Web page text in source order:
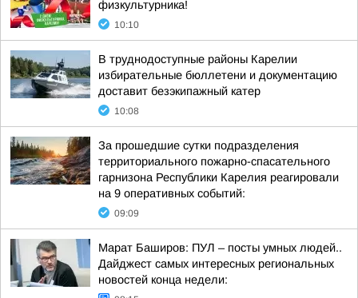
физкультурника!
10:10
В труднодоступные районы Карелии
избирательные бюллетени и документацию
доставит безэкипажный катер
10:08
За прошедшие сутки подразделения
территориального пожарно-спасательного
гарнизона Республики Карелия реагировали
на 9 оперативных событий:
09:09
Марат Баширов: ПУЛ – посты умных людей..
Дайджест самых интересных региональных
новостей конца недели: